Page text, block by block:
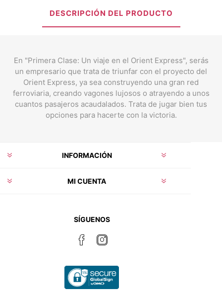
DESCRIPCIÓN DEL PRODUCTO
En "Primera Clase: Un viaje en el Orient Express", serás
un empresario que trata de triunfar con el proyecto del
Orient Express, ya sea construyendo una gran red
ferroviaria, creando vagones lujosos o atrayendo a unos
cuantos pasajeros acaudalados. Trata de jugar bien tus
opciones para hacerte con la victoria.
INFORMACIÓN
MI CUENTA
SÍGUENOS